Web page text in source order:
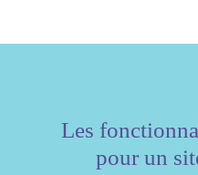
Les
pour un